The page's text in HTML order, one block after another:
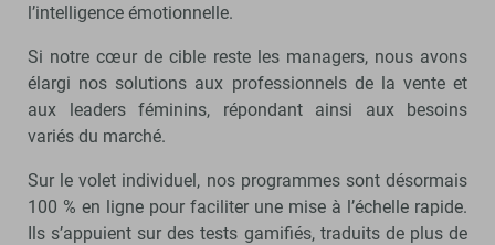
l’intelligence émotionnelle.
Si notre cœur de cible reste les managers, nous avons
élargi nos solutions aux professionnels de la vente et
aux leaders féminins, répondant ainsi aux besoins
variés du marché.
Sur le volet individuel, nos programmes sont désormais
100 % en ligne pour faciliter une mise à l’échelle rapide.
Ils s’appuient sur des tests gamifiés, traduits de plus de